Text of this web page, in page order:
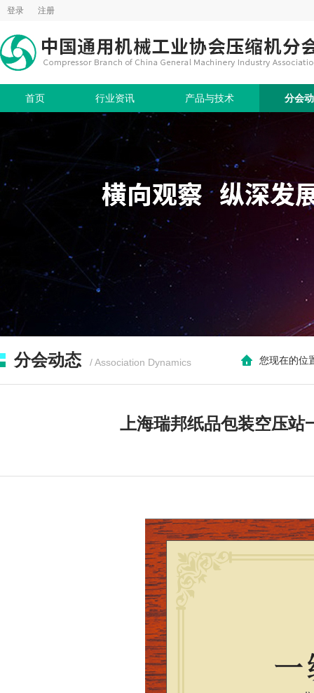
登录 注册
首页 行业资讯 产品与技术 分会
分会动态 / Association Dynamics 您现在的位
上海瑞邦纸品包装空压站